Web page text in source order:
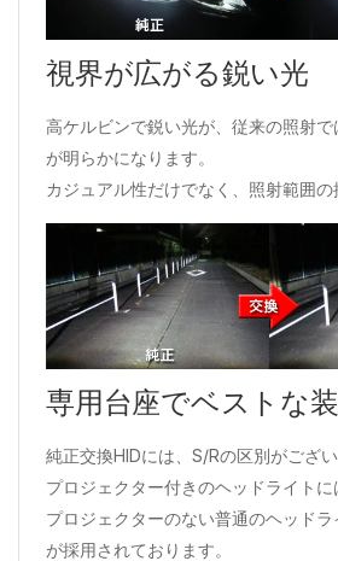
視界が広がる鋭い光
高ケルビンで鋭い光が、従来の照射
が明らかになります。
カジュアル性だけでなく、照射範囲の
専用台座でベストな
純正交換HIDには、S/Rの区別がござい
プロジェクター付きのヘッドライトに
プロジェクターのない普通のヘッド
が採用されております。